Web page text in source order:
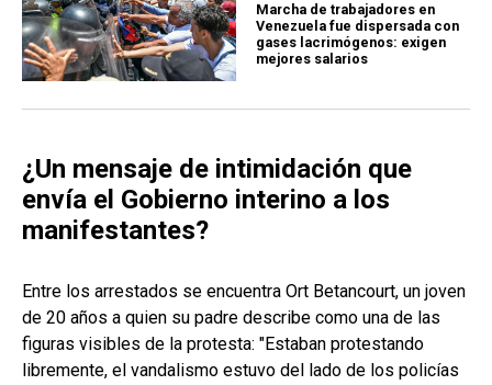
Marcha de trabajadores en
Venezuela fue dispersada con
gases lacrimógenos: exigen
mejores salarios
¿Un mensaje de intimidación que
envía el Gobierno interino a los
manifestantes?
Entre los arrestados se encuentra Ort Betancourt, un joven
de 20 años a quien su padre describe como una de las
figuras visibles de la protesta: "Estaban protestando
libremente, el vandalismo estuvo del lado de los policías